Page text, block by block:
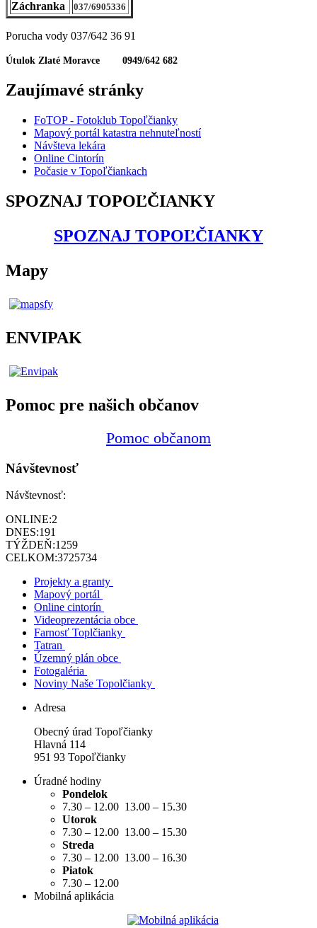
Záchranka 037/6905336
Porucha vody 037/642 36 91
Útulok Zlaté Moravce 0949/642 682
Zaujímavé stránky
FoTOP - Fotoklub Topoľčianky
Mapový portál katastra nehnuteľností
Návšteva lekára
Online Cintorín
Počasie v Topoľčiankach
SPOZNAJ TOPOĽČIANKY
SPOZNAJ TOPOĽČIANKY
Mapy
ENVIPAK
Pomoc pre našich občanov
Pomoc občanom
Návštevnosť
Návštevnosť:
ONLINE:2
DNES:191
TÝŽDEŇ:1259
CELKOM:3725734
Projekty a granty
Mapový portál
Online cintorín
Videoprezentácia obce
Farnosť Toplčianky
Tatran
Územný plán obce
Fotogaléria
Noviny Naše Topolčianky
Adresa
Obecný úrad Topoľčianky
Hlavná 114
951 93 Topoľčianky
Úradné hodiny
Pondelok
7.30 – 12.00 13.00 – 15.30
Utorok
7.30 – 12.00 13.00 – 15.30
Streda
7.30 – 12.00 13.00 – 16.30
Piatok
7.30 – 12.00
Mobilná aplikácia